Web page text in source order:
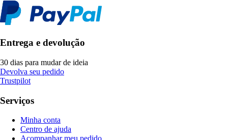
Entrega e devolução
30 dias para mudar de ideia
Devolva seu pedido
Trustpilot
Serviços
Minha conta
Centro de ajuda